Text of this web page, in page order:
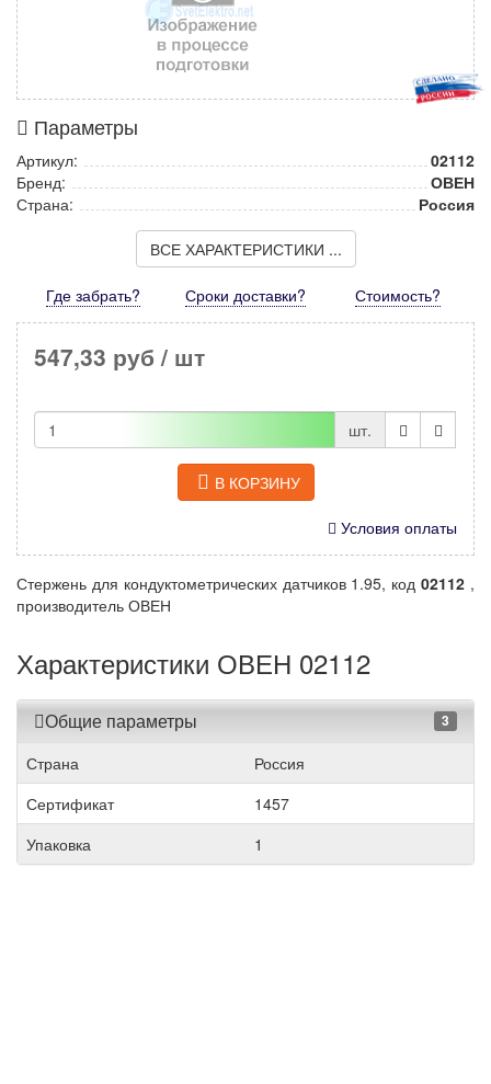
Параметры
Артикул:
02112
Бренд:
ОВЕН
Страна:
Россия
ВСЕ ХАРАКТЕРИСТИКИ ...
Где забрать? Сроки доставки? Стоимость?
547,33 руб / шт
шт.
В КОРЗИНУ
Условия оплаты
Стержень для кондуктометрических датчиков 1.95, код02112 ,
производитель ОВЕН
Характеристики ОВЕН 02112
Общие параметры 3
Страна
Россия
Сертификат
1457
Упаковка
1